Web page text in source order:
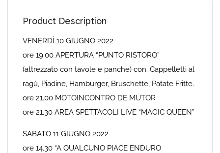
Product Description
VENERDÌ 10 GIUGNO 2022
ore 19.00 APERTURA “PUNTO RISTORO”
(attrezzato con tavole e panche) con: Cappelletti al
ragù, Piadine, Hamburger, Bruschette, Patate Fritte.
ore 21.00 MOTOINCONTRO DE MUTOR
ore 21.30 AREA SPETTACOLI LIVE “MAGIC QUEEN”
SABATO 11 GIUGNO 2022
ore 14.30 “A QUALCUNO PIACE ENDURO